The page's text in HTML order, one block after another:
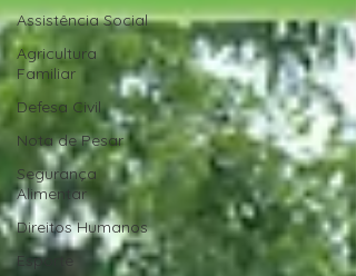
Assistência Social
Agricultura
Familiar
Defesa Civil
Nota de Pesar
Segurança
Alimentar
Direitos Humanos
Esporte